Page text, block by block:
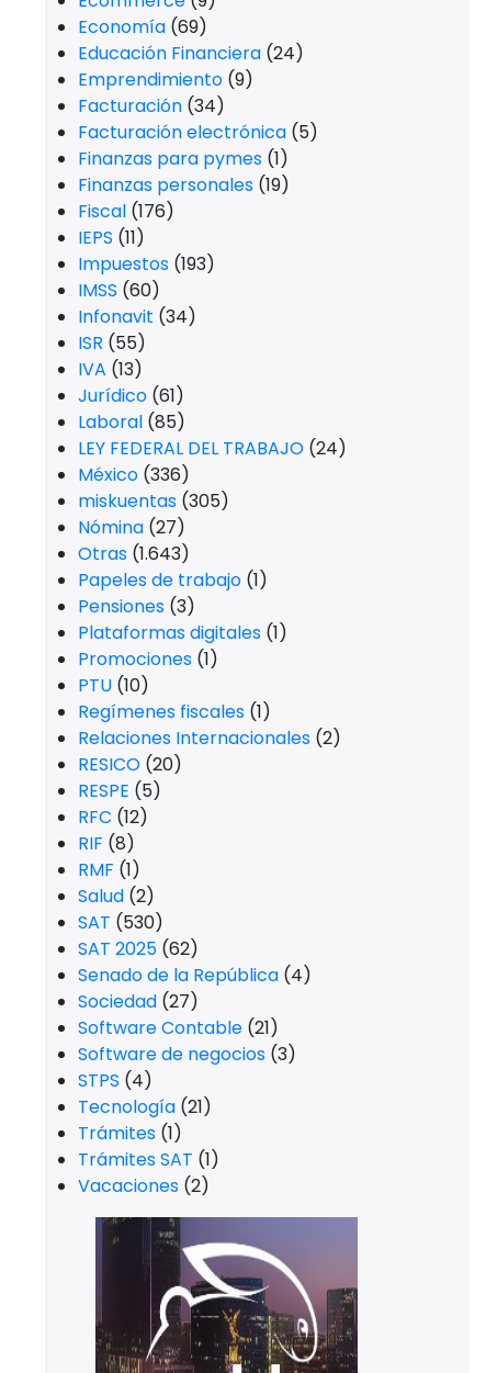
Economía (69)
Educación Financiera (24)
Emprendimiento (9)
Facturación (34)
Facturación electrónica (5)
Finanzas para pymes (1)
Finanzas personales (19)
Fiscal (176)
IEPS (11)
Impuestos (193)
IMSS (60)
Infonavit (34)
ISR (55)
IVA (13)
Jurídico (61)
Laboral (85)
LEY FEDERAL DEL TRABAJO (24)
México (336)
miskuentas (305)
Nómina (27)
Otras (1.643)
Papeles de trabajo (1)
Pensiones (3)
Plataformas digitales (1)
Promociones (1)
PTU (10)
Regímenes fiscales (1)
Relaciones Internacionales (2)
RESICO (20)
RESPE (5)
RFC (12)
RIF (8)
RMF (1)
Salud (2)
SAT (530)
SAT 2025 (62)
Senado de la República (4)
Sociedad (27)
Software Contable (21)
Software de negocios (3)
STPS (4)
Tecnología (21)
Trámites (1)
Trámites SAT (1)
Vacaciones (2)